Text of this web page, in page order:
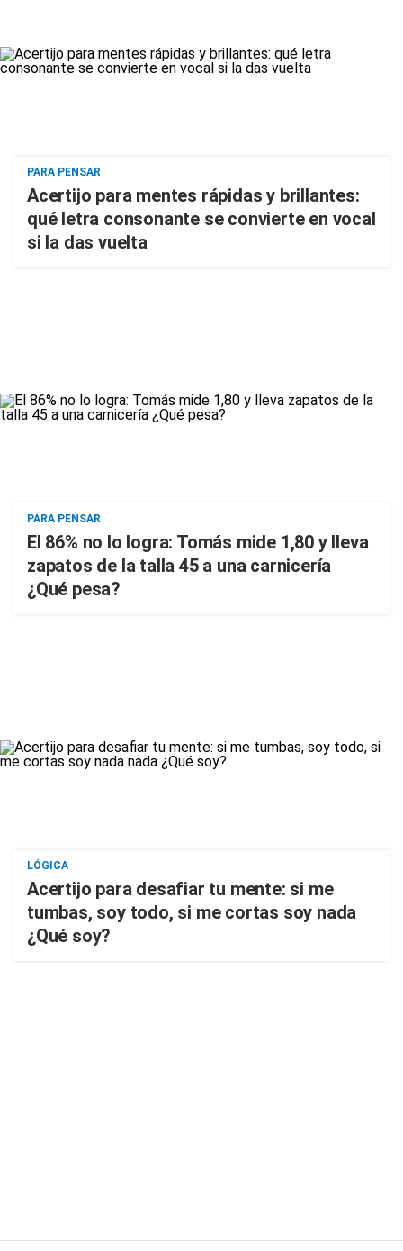
PARA PENSAR
Acertijo para mentes rápidas y brillantes:
qué letra consonante se convierte en vocal
si la das vuelta
PARA PENSAR
El 86% no lo logra: Tomás mide 1,80 y lleva
zapatos de la talla 45 a una carnicería
¿Qué pesa?
LÓGICA
Acertijo para desafiar tu mente: si me
tumbas, soy todo, si me cortas soy nada
¿Qué soy?